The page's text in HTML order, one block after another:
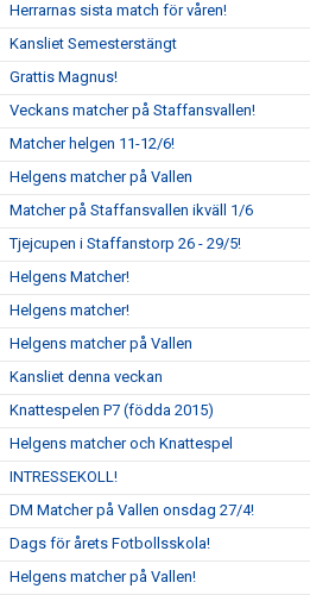
Herrarnas sista match för våren!
Kansliet Semesterstängt
Grattis Magnus!
Veckans matcher på Staffansvallen!
Matcher helgen 11-12/6!
Helgens matcher på Vallen
Matcher på Staffansvallen ikväll 1/6
Tjejcupen i Staffanstorp 26 - 29/5!
Helgens Matcher!
Helgens matcher!
Helgens matcher på Vallen
Kansliet denna veckan
Knattespelen P7 (födda 2015)
Helgens matcher och Knattespel
INTRESSEKOLL!
DM Matcher på Vallen onsdag 27/4!
Dags för årets Fotbollsskola!
Helgens matcher på Vallen!